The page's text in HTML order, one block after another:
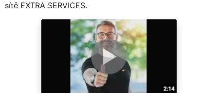
sítě EXTRA SERVICES.